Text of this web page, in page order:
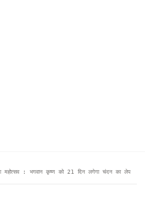
महोत्सव : भगवान कृष्ण को 21 दिन लगेगा चंदन का लेप